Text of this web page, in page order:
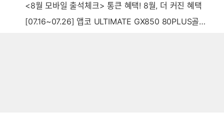
<8월 모바일 출석체크> 통큰 혜택! 8월, 더 커진 혜택
[07.16~07.26] 앱코 ULTIMATE GX850 80PLUS골드 풀모듈러 ATX3.0 블랙